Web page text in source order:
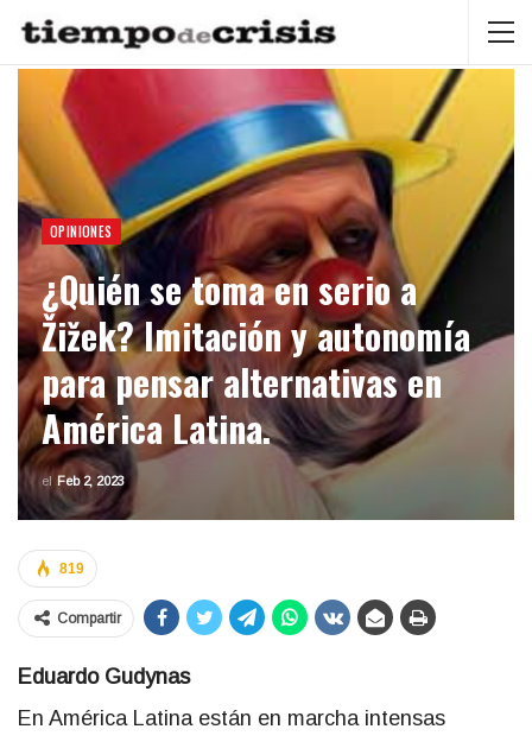
OPINIONES
¿Quién se toma en serio a
Žižek? Imitación y autonomía
para pensar alternativas en
América Latina.
el Feb 2, 2023
819
Compartir
Eduardo Gudynas
En América Latina están en marcha intensas